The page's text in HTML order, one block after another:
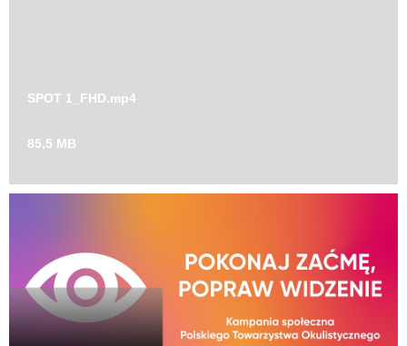
SPOT 1_FHD.mp4
85,5 MB